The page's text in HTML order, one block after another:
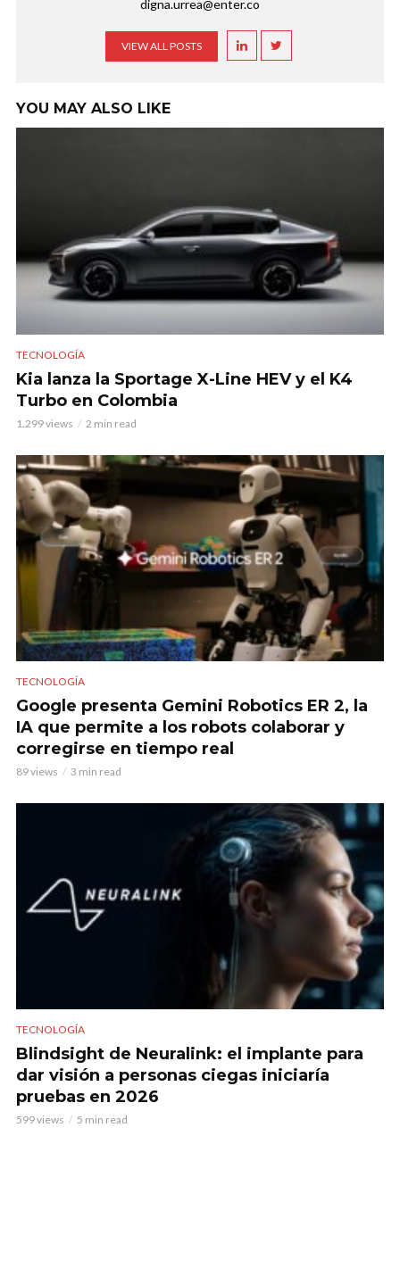
digna.urrea@enter.co
VIEW ALL POSTS
YOU MAY ALSO LIKE
TECNOLOGÍA
Kia lanza la Sportage X-Line HEV y el K4
Turbo en Colombia
1.299 views 2 min read
TECNOLOGÍA
Google presenta Gemini Robotics ER 2, la
IA que permite a los robots colaborar y
corregirse en tiempo real
89 views 3 min read
TECNOLOGÍA
Blindsight de Neuralink: el implante para
dar visión a personas ciegas iniciaría
pruebas en 2026
599 views 5 min read